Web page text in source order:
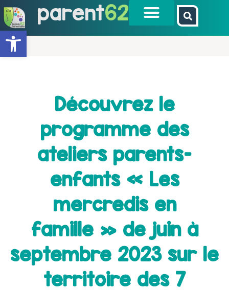
Ouvrir la barre d’outils
parent62
Découvrez le
programme des
ateliers parents-
enfants « Les
mercredis en
famille » de juin à
septembre 2023 sur le
territoire des 7